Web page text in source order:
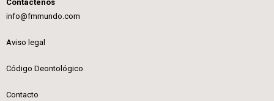
Contáctenos
info@fmmundo.com
Aviso legal
Código Deontológico
Contacto